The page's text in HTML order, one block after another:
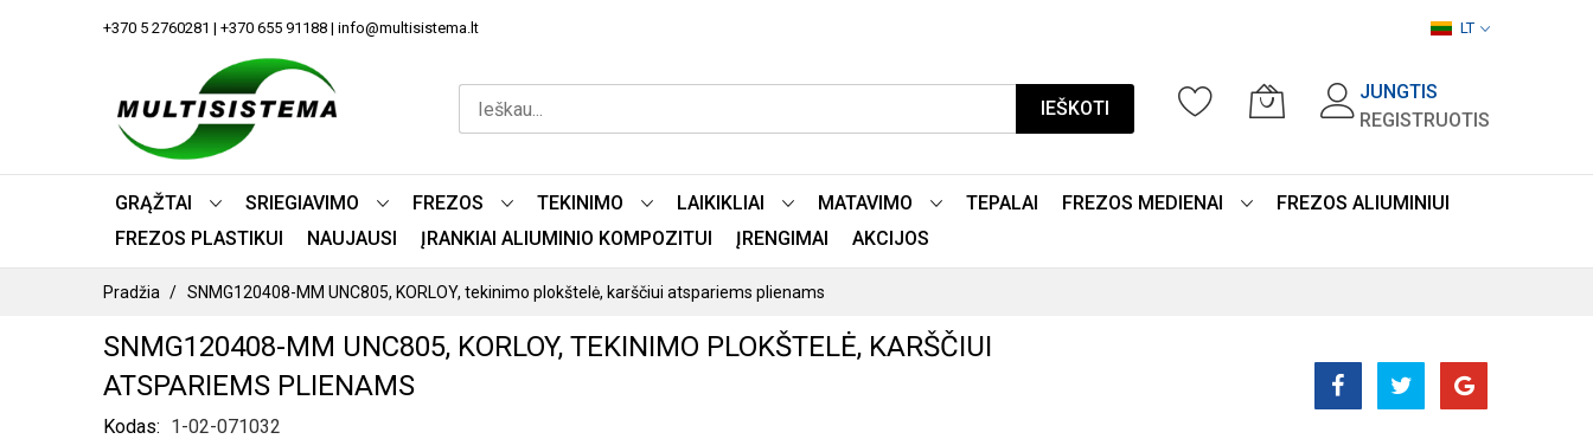
+370 5 2760281 | +370 655 91188 | info@multisistema.lt LT
IEŠKOTI
JUNGTIS
REGISTRUOTIS
GRĄŽTAI SRIEGIAVIMO FREZOS TEKINIMO LAIKIKLIAI MATAVIMO TEPALAI FREZOS MEDIENAI
FREZOS ALIUMINIUI
FREZOS PLASTIKUI
NAUJAUSI ĮRANKIAI ALIUMINIO KOMPOZITUI ĮRENGIMAI AKCIJOS
Pradžia SNMG120408-MM UNC805, KORLOY, tekinimo plokštelė, karščiui atspariems plienams
SNMG120408-MM UNC805, KORLOY, TEKINIMO PLOKŠTELĖ, KARŠČIUI
ATSPARIEMS PLIENAMS
Kodas 1-02-071032